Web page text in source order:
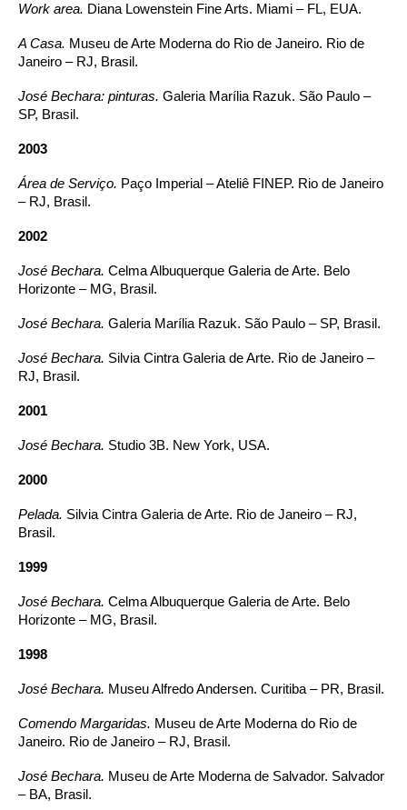
Work area. Diana Lowenstein Fine Arts. Miami – FL, EUA.
A Casa. Museu de Arte Moderna do Rio de Janeiro. Rio de
Janeiro – RJ, Brasil.
José Bechara: pinturas. Galeria Marília Razuk. São Paulo –
SP, Brasil.
2003
Área de Serviço. Paço Imperial – Ateliê FINEP. Rio de Janeiro
– RJ, Brasil.
2002
José Bechara. Celma Albuquerque Galeria de Arte. Belo
Horizonte – MG, Brasil.
José Bechara. Galeria Marília Razuk. São Paulo – SP, Brasil.
José Bechara. Silvia Cintra Galeria de Arte. Rio de Janeiro –
RJ, Brasil.
2001
José Bechara. Studio 3B. New York, USA.
2000
Pelada. Silvia Cintra Galeria de Arte. Rio de Janeiro – RJ,
Brasil.
1999
José Bechara. Celma Albuquerque Galeria de Arte. Belo
Horizonte – MG, Brasil.
1998
José Bechara. Museu Alfredo Andersen. Curitiba – PR, Brasil.
Comendo Margaridas. Museu de Arte Moderna do Rio de
Janeiro. Rio de Janeiro – RJ, Brasil.
José Bechara. Museu de Arte Moderna de Salvador. Salvador
– BA, Brasil.